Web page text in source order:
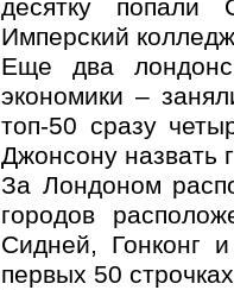
десятку попали
Имперский
Еще два
экономики –
топ-50 сразу
Джонсону назвать
За Лондоном
городов
Сидней, Гонконг
первых 50